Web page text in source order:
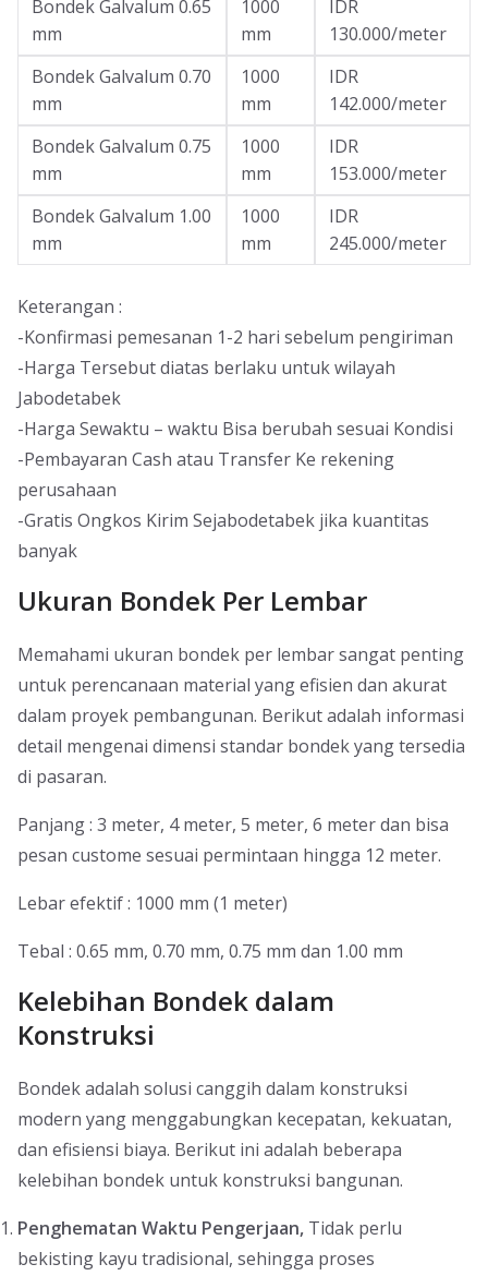
Bondek Galvalum 0.65
mm
1000
mm
IDR
130.000/meter
Bondek Galvalum 0.70
mm
1000
mm
IDR
142.000/meter
Bondek Galvalum 0.75
mm
1000
mm
IDR
153.000/meter
Bondek Galvalum 1.00
mm
1000
mm
IDR
245.000/meter
Keterangan :
-Konfirmasi pemesanan 1-2 hari sebelum pengiriman
-Harga Tersebut diatas berlaku untuk wilayah
Jabodetabek
-Harga Sewaktu – waktu Bisa berubah sesuai Kondisi
-Pembayaran Cash atau Transfer Ke rekening
perusahaan
-Gratis Ongkos Kirim Sejabodetabek jika kuantitas
banyak
Ukuran Bondek Per Lembar
Memahami ukuran bondek per lembar sangat penting
untuk perencanaan material yang efisien dan akurat
dalam proyek pembangunan. Berikut adalah informasi
detail mengenai dimensi standar bondek yang tersedia
di pasaran.
Panjang : 3 meter, 4 meter, 5 meter, 6 meter dan bisa
pesan custome sesuai permintaan hingga 12 meter.
Lebar efektif : 1000 mm (1 meter)
Tebal : 0.65 mm, 0.70 mm, 0.75 mm dan 1.00 mm
Kelebihan Bondek dalam
Konstruksi
Bondek adalah solusi canggih dalam konstruksi
modern yang menggabungkan kecepatan, kekuatan,
dan efisiensi biaya. Berikut ini adalah beberapa
kelebihan bondek untuk konstruksi bangunan.
Penghematan Waktu Pengerjaan, Tidak perlu
bekisting kayu tradisional, sehingga proses